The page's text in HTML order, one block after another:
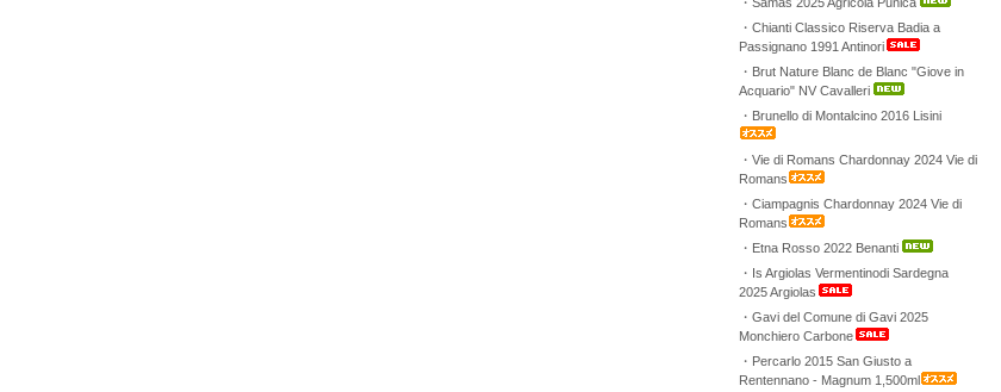
・Chianti Classico Riserva Badia a
Passignano 1991 Antinori
・Brut Nature Blanc de Blanc "Giove in
Acquario" NV Cavalleri
・Brunello di Montalcino 2016 Lisini
・Vie di Romans Chardonnay 2024 Vie di
Romans
・Ciampagnis Chardonnay 2024 Vie di
Romans
・Etna Rosso 2022 Benanti
・Is Argiolas Vermentinodi Sardegna
2025 Argiolas
・Gavi del Comune di Gavi 2025
Monchiero Carbone
・Percarlo 2015 San Giusto a
Rentennano - Magnum 1,500ml